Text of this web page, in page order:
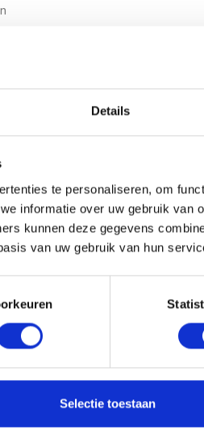
Details
te personaliseren, om
informatie over uw gebruik van
kunnen deze gegevens
van uw gebruik van hun
Selectie toestaan